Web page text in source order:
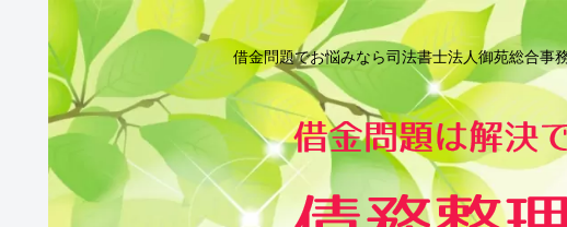
借金問題でお悩みなら司法書士法人御苑総合